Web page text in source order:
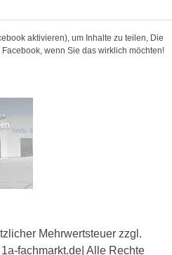
aktivieren), um Inhalte zu teilen, Die
wenn Sie das wirklich möchten!
Mehrwertsteuer zzgl.
1a-fachmarkt.de| Alle Rechte